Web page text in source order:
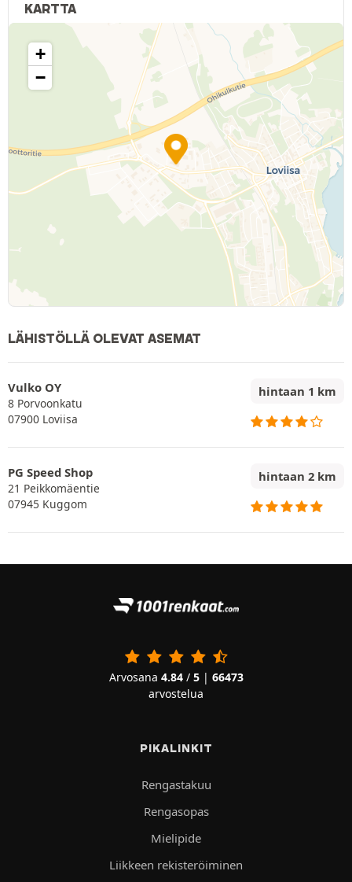
KARTTA
+
−
LÄHISTÖLLÄ OLEVAT ASEMAT
Vulko OY
8 Porvoonkatu
07900 Loviisa
hintaan 1 km
PG Speed Shop
21 Peikkomäentie
07945 Kuggom
hintaan 2 km
Arvosana 4.84/ 5| 66473
arvostelua
PIKALINKIT
Rengastakuu
Rengasopas
Mielipide
Liikkeen rekisteröiminen